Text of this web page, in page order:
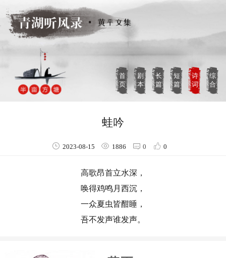
首
页
剧
本
长
篇
短
篇
诗
词
综
合
蛙吟
2023-08-15 1886 0 0
高歌昂首立水深，
唤得鸡鸣月西沉，
一众夏虫皆酣睡，
吾不发声谁发声。